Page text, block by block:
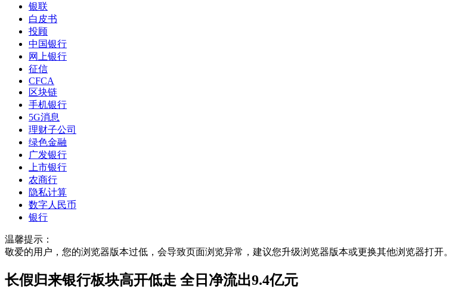
银联
白皮书
投顾
中国银行
网上银行
征信
CFCA
区块链
手机银行
5G消息
理财子公司
绿色金融
广发银行
上市银行
农商行
隐私计算
数字人民币
银行
温馨提示：
敬爱的用户，您的浏览器版本过低，会导致页面浏览异常，建议您升级浏览器版本或更换其他浏览器打开。
长假归来银行板块高开低走 全日净流出9.4亿元